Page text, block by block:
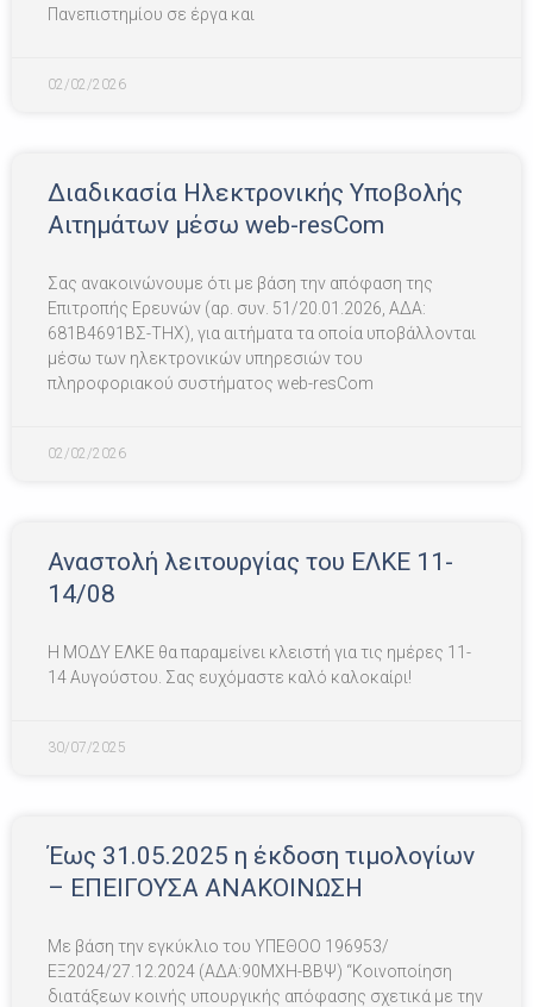
Πανεπιστημίου σε έργα και
02/02/2026
Διαδικασία Ηλεκτρονικής Υποβολής
Αιτημάτων μέσω web-resCom
Σας ανακοινώνουμε ότι με βάση την απόφαση της
Επιτροπής Ερευνών (αρ. συν. 51/20.01.2026, ΑΔΑ:
681Β4691ΒΣ-ΤΗΧ), για αιτήματα τα οποία υποβάλλονται
μέσω των ηλεκτρονικών υπηρεσιών του
πληροφοριακού συστήματος web-resCom
02/02/2026
Αναστολή λειτουργίας του ΕΛΚΕ 11-
14/08
Η ΜΟΔΥ ΕΛΚΕ θα παραμείνει κλειστή για τις ημέρες 11-
14 Αυγούστου. Σας ευχόμαστε καλό καλοκαίρι!
30/07/2025
Έως 31.05.2025 η έκδοση τιμολογίων
– ΕΠΕΙΓΟΥΣΑ ΑΝΑΚΟΙΝΩΣΗ
Με βάση την εγκύκλιο του ΥΠΕΘΟΟ 196953/
ΕΞ2024/27.12.2024 (ΑΔΑ:90ΜΧΗ-ΒΒΨ) “Κοινοποίηση
διατάξεων κοινής υπουργικής απόφασης σχετικά με την